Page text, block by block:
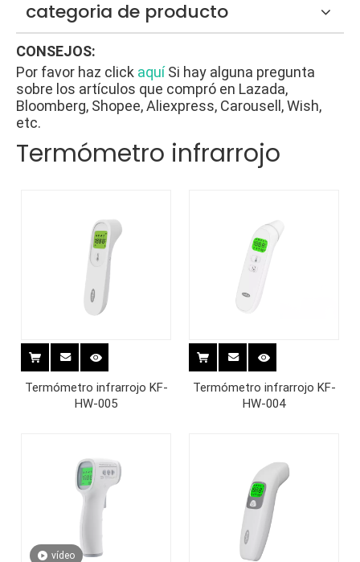
categoria de producto
CONSEJOS:
Por favor haz click aquí Si hay alguna pregunta
sobre los artículos que compró en Lazada,
Bloomberg, Shopee, Aliexpress, Carousell, Wish,
etc.
Termómetro infrarrojo
Termómetro infrarrojo KF-
HW-005
Termómetro infrarrojo KF-
HW-004
vídeo